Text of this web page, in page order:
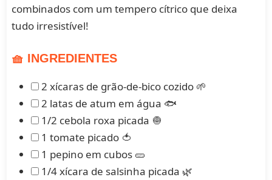
combinados com um tempero cítrico que deixa
tudo irresistível!
🧺 INGREDIENTES
2 xícaras de grão-de-bico cozido 🌱
2 latas de atum em água 🐟
1/2 cebola roxa picada 🧅
1 tomate picado 🍅
1 pepino em cubos 🥒
1/4 xícara de salsinha picada 🌿